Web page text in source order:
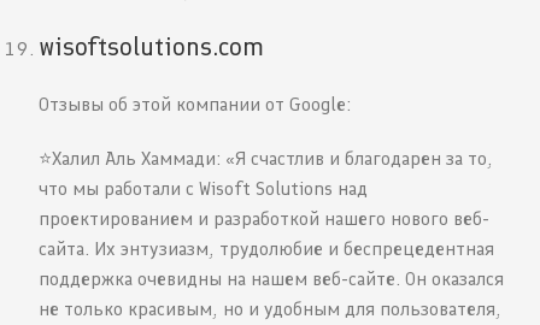
wisoftsolutions.com
Отзывы об этой компании от Google:
⭐️Халил Аль Хаммади: «Я счастлив и благодарен за то,
что мы работали с Wisoft Solutions над
проектированием и разработкой нашего нового веб-
сайта. Их энтузиазм, трудолюбие и беспрецедентная
поддержка очевидны на нашем веб-сайте. Он оказался
не только красивым, но и удобным для пользователя,